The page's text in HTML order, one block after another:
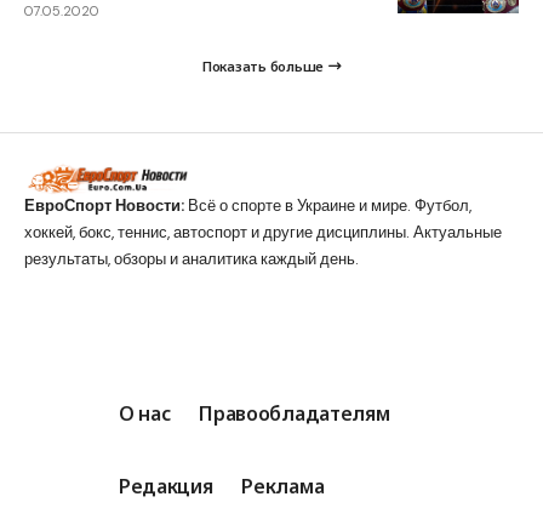
07.05.2020
Показать больше
ЕвроСпорт Новости: Всё о спорте в Украине и мире. Футбол,
хоккей, бокс, теннис, автоспорт и другие дисциплины. Актуальные
результаты, обзоры и аналитика каждый день.
О нас Правообладателям
Редакция Реклама